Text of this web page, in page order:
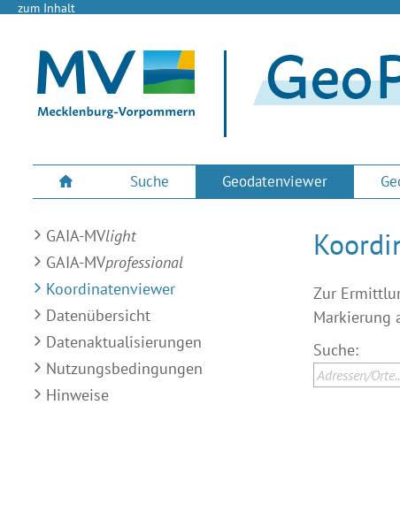
zum Inhalt
Suche Geodatenviewer
GAIA-MVlight
GAIA-MVprofessional
Koordinatenviewer
Datenübersicht
Datenaktualisierungen
Nutzungsbedingungen
Hinweise
Zur
Markierung
Suche: